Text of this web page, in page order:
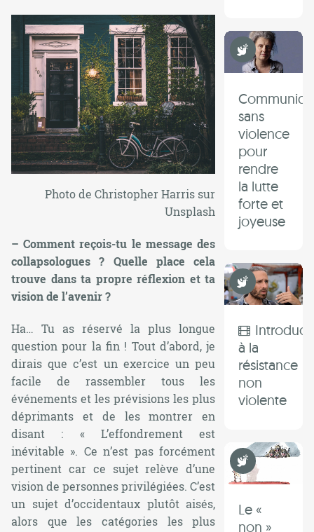
Photo de Christopher Harris sur
Unsplash
– Comment reçois-tu le message des
collapsologues ? Quelle place cela
trouve dans ta propre réflexion et ta
vision de l’avenir ?
Ha… Tu as réservé la plus longue
question pour la fin ! Tout d’abord, je
dirais que c’est un exercice un peu
facile de rassembler tous les
événements et les prévisions les plus
déprimants et de les montrer en
disant : « L’effondrement est
inévitable ». Ce n’est pas forcément
pertinent car ce sujet relève d’une
vision de personnes privilégiées. C’est
un sujet d’occidentaux plutôt aisés,
alors que les catégories les plus
Non Violence
sans
violence
pour
rendre
la lutte
forte et
joyeuse
Non Violence
à la
résistance
non
violente
Non Violence
Le «
non »